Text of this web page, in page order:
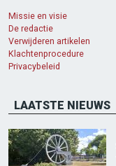
Missie en visie
De redactie
Verwijderen artikelen
Klachtenprocedure
Privacybeleid
LAATSTE NIEUWS